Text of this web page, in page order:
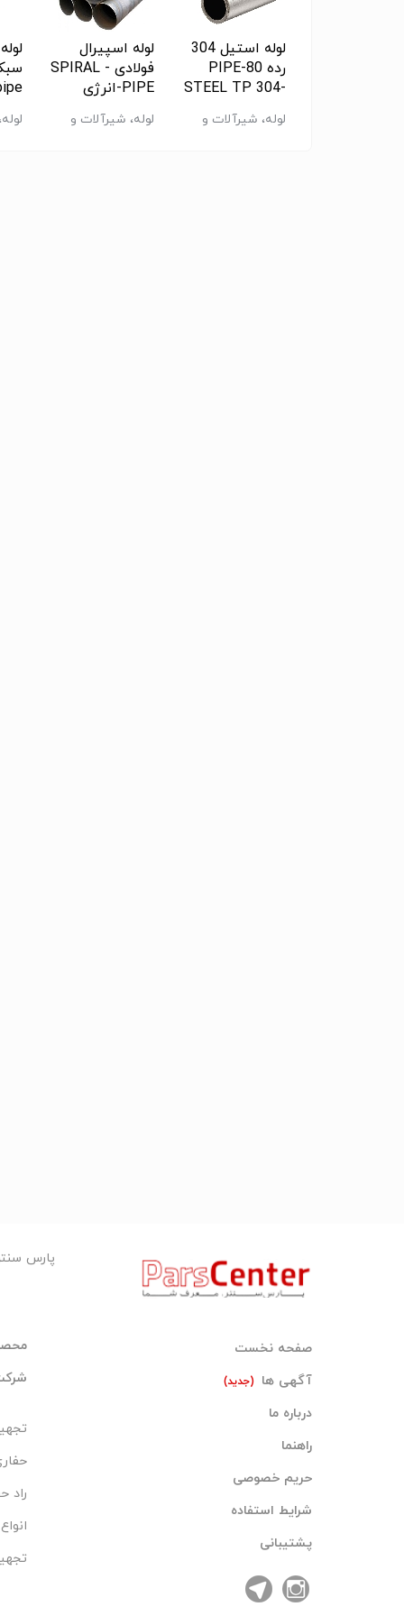
تبدیل صاف مانیسمان(بدون درز) فولادی رده 40 بنکن سایز*8”"18
لاستیکی, نوار گسکت فلنج, گسکت فلنج کانال, اسپیرال
وند , واشر-کلینگریت , فروش-گسکت-اسپیرال , خرید-
304, استنلس استیل 304, واشر
فروش ورق کلینگریت, فروش ورق نسوز کلینگریت,
و مهره خشکه, پیچ و مهره 10.9,
فولادی, پیچ و مهره داکرومات, پیچ و مهره آهنی, پیچ
لوله استیل 304
رده 80-PIPE
STEEL TP 304-
steel 304-انرژی
لوله، شیرآلات و
لوله اسپیرال
فولادی - SPIRAL
PIPE-انرژی
لوله، شیرآلات و
کالا
صفحه نخست
آگهی ها
(جدید)
درباره ما
راهنما
حریم خصوصی
شرایط استفاده
پشتیبانی
پارس
راد